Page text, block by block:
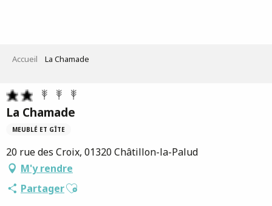
Accueil La Chamade
La Chamade
MEUBLÉ ET GÎTE
20 rue des Croix, 01320 Châtillon-la-Palud
M'y rendre
PartagerAjouter aux favoris